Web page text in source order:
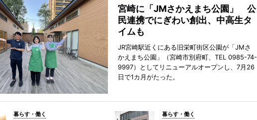
宮崎に「JMさかえまち公園」 公
民連携でにぎわい創出、中高生タ
イムも
JR宮崎駅近くにある旧栄町街区公園が「JMさ
かえまち公園」（宮崎市別府町、TEL 0985-74-
9997）としてリニューアルオープンし、7月26
日で1カ月がたった。
暮らす・働く 暮らす・働く